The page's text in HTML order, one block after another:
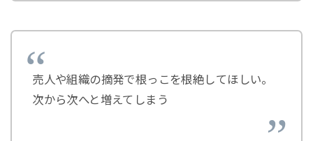
売人や組織の摘発で根っこを根絶してほしい。
次から次へと増えてしまう